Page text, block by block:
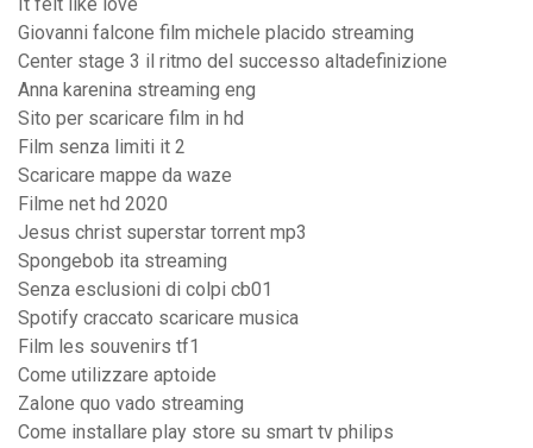
It felt like love
Giovanni falcone film michele placido streaming
Center stage 3 il ritmo del successo altadefinizione
Anna karenina streaming eng
Sito per scaricare film in hd
Film senza limiti it 2
Scaricare mappe da waze
Filme net hd 2020
Jesus christ superstar torrent mp3
Spongebob ita streaming
Senza esclusioni di colpi cb01
Spotify craccato scaricare musica
Film les souvenirs tf1
Come utilizzare aptoide
Zalone quo vado streaming
Come installare play store su smart tv philips